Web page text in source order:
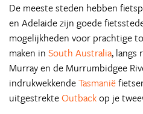
De meeste steden hebben
en Adelaide zijn goede
mogelijkheden voor prachtige
maken in South Australia, langs
Murray en de Murrumbidgee
indrukwekkendeTasmanië
uitgestrekteOutbackop je